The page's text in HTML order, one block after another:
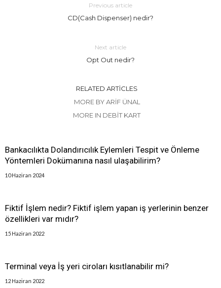
Previous article
CD(Cash Dispenser) nedir?
Next article
Opt Out nedir?
RELATED ARTICLES
MORE BY ARIF ÜNAL
MORE IN DEBIT KART
Bankacılıkta Dolandırıcılık Eylemleri Tespit ve Önleme
Yöntemleri Dokümanına nasıl ulaşabilirim?
10 Haziran 2024
Fiktif İşlem nedir? Fiktif işlem yapan iş yerlerinin benzer
özellikleri var mıdır?
15 Haziran 2022
Terminal veya İş yeri ciroları kısıtlanabilir mi?
12 Haziran 2022